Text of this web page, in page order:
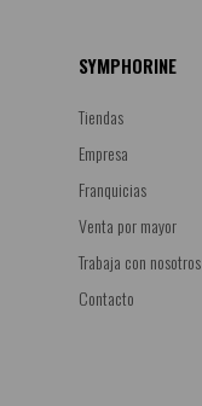
SYMPHORINE
Tiendas
Empresa
Franquicias
Venta por mayor
Trabaja con nosotros
Contacto